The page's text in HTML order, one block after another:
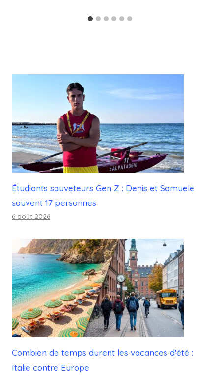
Étudiants sauveteurs Gen Z : Denis et Samuele
sauvent 17 personnes
6 août 2026
Combien de temps durent les vacances d'été :
Italie contre Europe